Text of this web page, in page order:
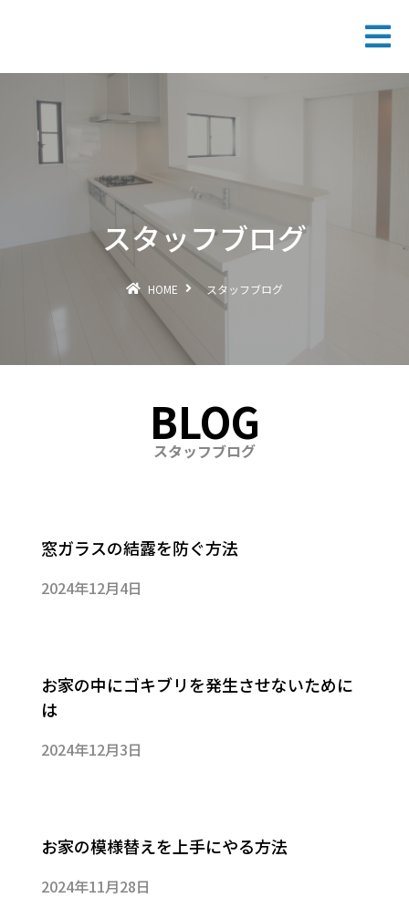
スタッフブログ
HOME スタッフブログ
BLOG
スタッフブログ
窓ガラスの結露を防ぐ方法
2024年12月4日
お家の中にゴキブリを発生させないために
は
2024年12月3日
お家の模様替えを上手にやる方法
2024年11月28日